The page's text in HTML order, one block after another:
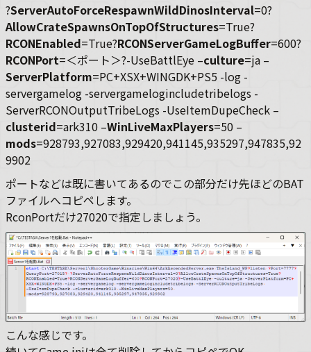
?ServerAutoForceRespawnWildDinosInterval=0?
AllowCrateSpawnsOnTopOfStructures=True?
RCONEnabled=True?RCONServerGameLogBuffer=600?
RCONPort=＜ポート＞?-UseBattlEye –culture=ja –
ServerPlatform=PC+XSX+WINGDK+PS5 -log -
servergamelog -servergamelogincludetribelogs -
ServerRCONOutputTribeLogs -UseItemDupeCheck –
clusterid=ark310 –WinLiveMaxPlayers=50 –
mods=928793,927083,929420,941145,935297,947835,92
9902
ポートなどは既に書いてあるのでこの部分だけ先ほどのBAT
ファイルへコピペします。
RconPortだけ27020で指定しましょう。
こんな感じです。